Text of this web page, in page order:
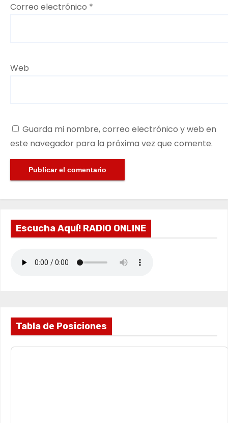
Correo electrónico *
Web
Guarda mi nombre, correo electrónico y web en
este navegador para la próxima vez que comente.
Escucha Aquí! RADIO ONLINE
Tabla de Posiciones